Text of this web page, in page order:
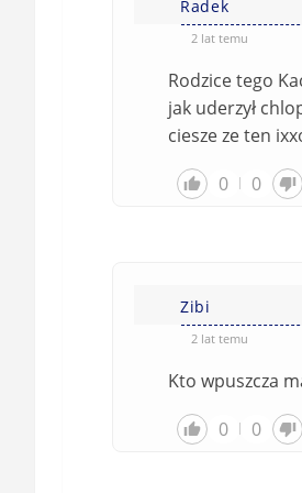
Radek
2 lat temu
Rodzice tego
jak uderzył
ciesze ze ten
0
0
Zibi
2 lat temu
Kto wpuszcza
0
0